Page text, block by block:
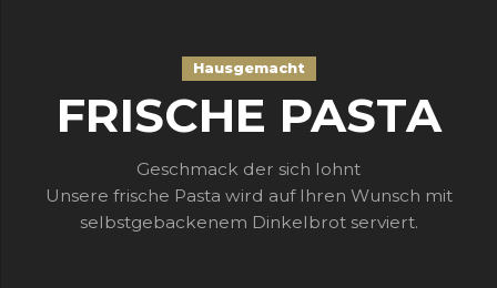
Hausgemacht
FRISCHE PASTA
Geschmack der sich lohnt
Unsere frische Pasta wird auf Ihren Wunsch mit
selbstgebackenem Dinkelbrot serviert.